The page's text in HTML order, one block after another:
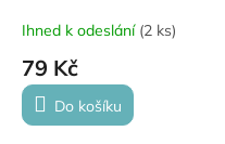
Ihned k odeslání (2 ks)
79 Kč
Do košíku